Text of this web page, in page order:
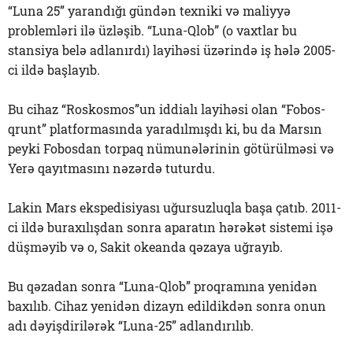
“Luna 25” yarandığı gündən texniki və maliyyə
problemləri ilə üzləşib. “Luna-Qlob” (o vaxtlar bu
stansiya belə adlanırdı) layihəsi üzərində iş hələ 2005-
ci ildə başlayıb.
Bu cihaz “Roskosmos”un iddialı layihəsi olan “Fobos-
qrunt” platformasında yaradılmışdı ki, bu da Marsın
peyki Fobosdan torpaq nümunələrinin götürülməsi və
Yerə qayıtmasını nəzərdə tuturdu.
Lakin Mars ekspedisiyası uğursuzluqla başa çatıb. 2011-
ci ildə buraxılışdan sonra aparatın hərəkət sistemi işə
düşməyib və o, Sakit okeanda qəzaya uğrayıb.
Bu qəzadan sonra “Luna-Qlob” proqramına yenidən
baxılıb. Cihaz yenidən dizayn edildikdən sonra onun
adı dəyişdirilərək “Luna-25” adlandırılıb.